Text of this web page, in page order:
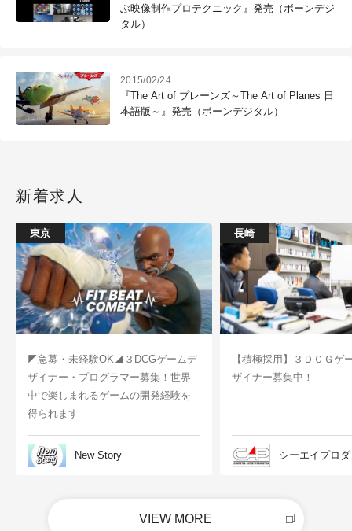
ぶ映像制作プロテクニック』発売（ボーンデジ
タル）
2015/02/24
『The Art of プレーンズ～The Art of Planes 日
本語版～』発売（ボーンデジタル）
新着求人
東京
◤急募・未経験OK◢３DCGゲームデ
ザイナー・プログラマー募集！世界
中で楽しまれるゲームの開発経験を
得られます
New Story
長崎
【積極採用】３ＤＣＧゲ
ザイナー募集中！
シーエイプロ
VIEW MORE